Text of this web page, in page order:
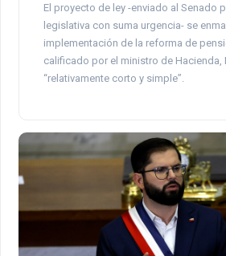
El proyecto de ley -enviado al Senado
legislativa con suma urgencia- se
implementación de la reforma de
calificado por el ministro de Hacienda,
“relativamente corto y simple”.